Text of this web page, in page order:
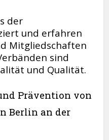
der
und erfahren
Mitgliedschaften
sind
und Qualität.
Prävention von
Berlin an der